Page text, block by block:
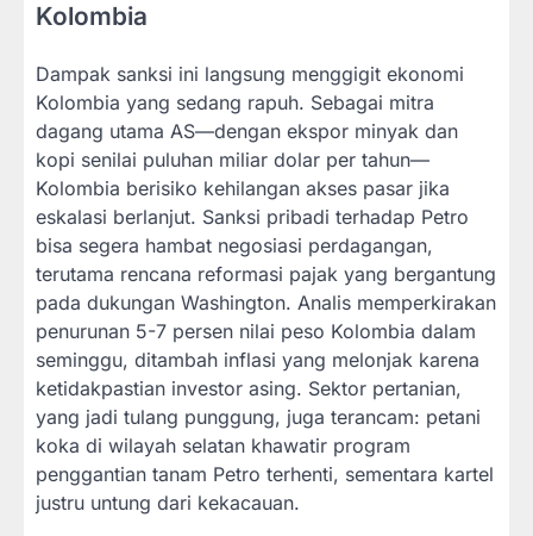
Kolombia
Dampak sanksi ini langsung menggigit ekonomi
Kolombia yang sedang rapuh. Sebagai mitra
dagang utama AS—dengan ekspor minyak dan
kopi senilai puluhan miliar dolar per tahun—
Kolombia berisiko kehilangan akses pasar jika
eskalasi berlanjut. Sanksi pribadi terhadap Petro
bisa segera hambat negosiasi perdagangan,
terutama rencana reformasi pajak yang bergantung
pada dukungan Washington. Analis memperkirakan
penurunan 5-7 persen nilai peso Kolombia dalam
seminggu, ditambah inflasi yang melonjak karena
ketidakpastian investor asing. Sektor pertanian,
yang jadi tulang punggung, juga terancam: petani
koka di wilayah selatan khawatir program
penggantian tanam Petro terhenti, sementara kartel
justru untung dari kekacauan.